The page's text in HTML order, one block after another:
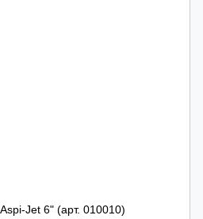
Jet 6" (арт. 010010)